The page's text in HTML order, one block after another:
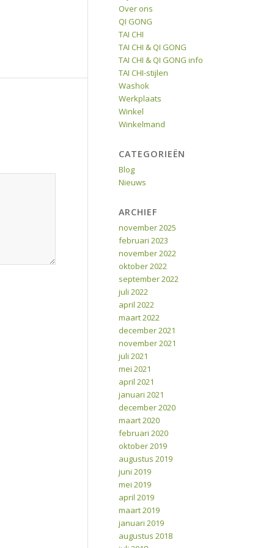
Over ons
QI GONG
TAI CHI
TAI CHI & QI GONG
TAI CHI & QI GONG info
TAI CHI-stijlen
Washok
Werkplaats
Winkel
Winkelmand
CATEGORIEËN
Blog
Nieuws
ARCHIEF
november 2025
februari 2023
november 2022
oktober 2022
september 2022
juli 2022
april 2022
maart 2022
december 2021
november 2021
juli 2021
mei 2021
april 2021
januari 2021
december 2020
maart 2020
februari 2020
oktober 2019
augustus 2019
juni 2019
mei 2019
april 2019
maart 2019
januari 2019
augustus 2018